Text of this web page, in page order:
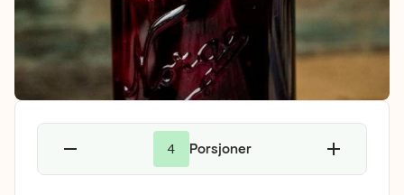
4 Porsjoner